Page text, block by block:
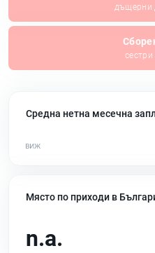
дъщерни
Средна нетна месечна
Място по приходи в
n.a.